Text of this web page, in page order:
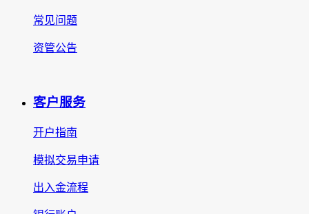
常见问题
资管公告
客户服务
开户指南
模拟交易申请
出入金流程